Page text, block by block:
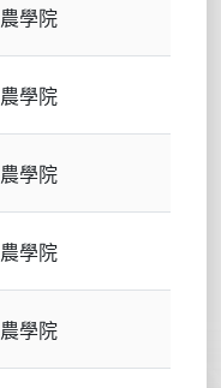
農學院
農學院
農學院
農學院
農學院